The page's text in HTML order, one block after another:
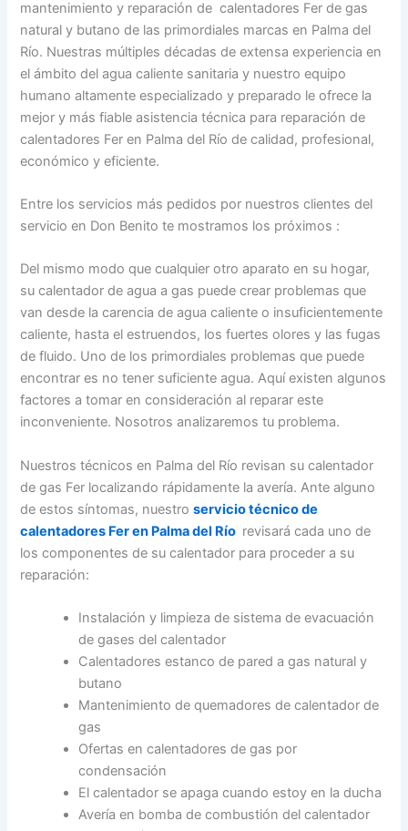
mantenimiento y reparación de calentadores Fer de gas
natural y butano de las primordiales marcas en Palma del
Río. Nuestras múltiples décadas de extensa experiencia en
el ámbito del agua caliente sanitaria y nuestro equipo
humano altamente especializado y preparado le ofrece la
mejor y más fiable asistencia técnica para reparación de
calentadores Fer en Palma del Río de calidad, profesional,
económico y eficiente.
Entre los servicios más pedidos por nuestros clientes del
servicio en Don Benito te mostramos los próximos :
Del mismo modo que cualquier otro aparato en su hogar,
su calentador de agua a gas puede crear problemas que
van desde la carencia de agua caliente o insuficientemente
caliente, hasta el estruendos, los fuertes olores y las fugas
de fluido. Uno de los primordiales problemas que puede
encontrar es no tener suficiente agua. Aquí existen algunos
factores a tomar en consideración al reparar este
inconveniente. Nosotros analizaremos tu problema.
Nuestros técnicos en Palma del Río revisan su calentador
de gas Fer localizando rápidamente la avería. Ante alguno
de estos síntomas, nuestroservicio técnico de
calentadores Fer en Palma del Río revisará cada uno de
los componentes de su calentador para proceder a su
reparación:
Instalación y limpieza de sistema de evacuación
de gases del calentador
Calentadores estanco de pared a gas natural y
butano
Mantenimiento de quemadores de calentador de
gas
Ofertas en calentadores de gas por
condensación
El calentador se apaga cuando estoy en la ducha
Avería en bomba de combustión del calentador